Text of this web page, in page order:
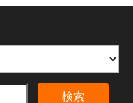
検索